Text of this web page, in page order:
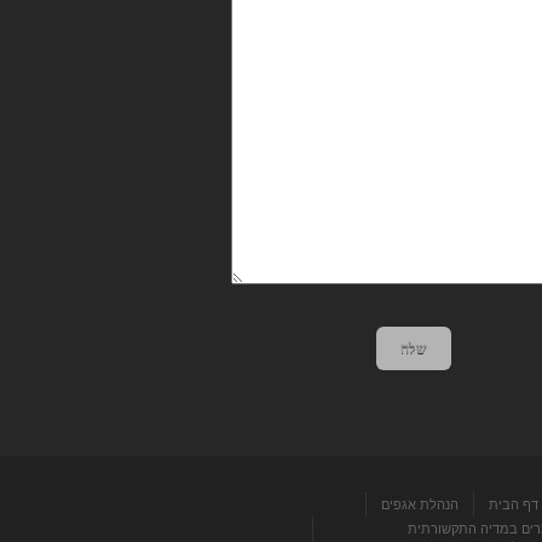
שלח
דף הבית
הנהלת אגפים
במדיה התקשורתית